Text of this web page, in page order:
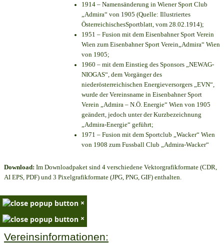
1914 – Namensänderung in Wiener Sport Club
„Admira“ von 1905 (Quelle: Illustriertes
ÖsterreichischesSportblatt, vom 28.02.1914);
1951 – Fusion mit dem Eisenbahner Sport Verein
Wien zum Eisenbahner Sport Verein„Admira“ Wien
von 1905;
1960 – mit dem Einstieg des Sponsors „NEWAG-
NIOGAS“, dem Vorgänger des
niederösterreichischen Energieversorgers „EVN“,
wurde der Vereinsname in Eisenbahner Sport
Verein „Admira – N.Ö. Energie“ Wien von 1905
geändert, jedoch unter der Kurzbezeichnung
„Admira-Energie“ geführt;
1971 – Fusion mit dem Sportclub „Wacker“ Wien
von 1908 zum Fussball Club „Admira-Wacker“
Download: Im Downloadpaket sind 4 verschiedene Vektorgrafikformate (CDR,
AI EPS, PDF) und 3 Pixelgrafikformate (JPG, PNG, GIF) enthalten.
×
×
Vereinsinformationen: